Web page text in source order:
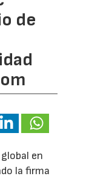
de
en
la firma